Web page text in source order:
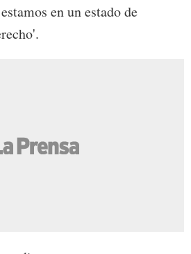
en un estado de